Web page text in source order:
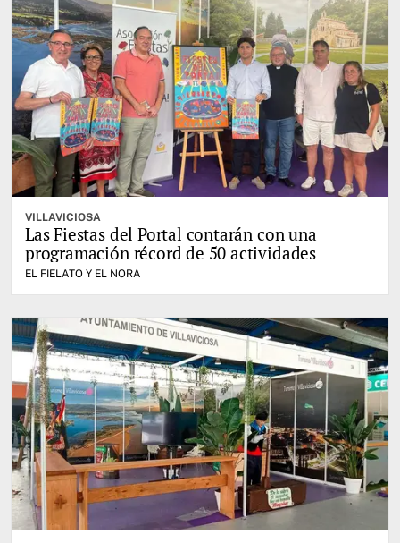
VILLAVICIOSA
Las Fiestas del Portal contarán con una
programación récord de 50 actividades
EL FIELATO Y EL NORA